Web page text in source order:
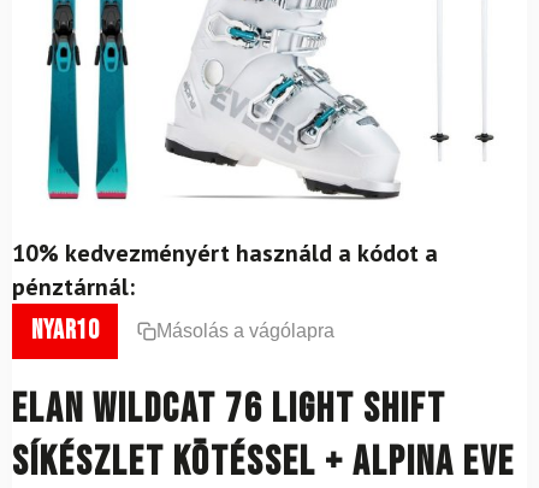
10% kedvezményért használd a kódot a
pénztárnál:
nyar10 Másolás a vágólapra
ELAN Wildcat 76 Light Shift
síkészlet kötéssel + ALPINA Eve